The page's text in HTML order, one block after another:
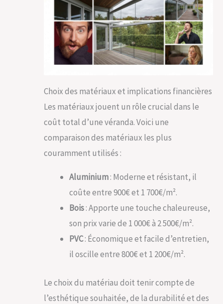
Choix des matériaux et implications financières
Les matériaux jouent un rôle crucial dans le
coût total d’une véranda. Voici une
comparaison des matériaux les plus
couramment utilisés :
Aluminium: Moderne et résistant, il
coûte entre 900€ et 1 700€/m².
Bois: Apporte une touche chaleureuse,
son prix varie de 1 000€ à 2 500€/m².
PVC: Économique et facile d’entretien,
il oscille entre 800€ et 1 200€/m².
Le choix du matériau doit tenir compte de
l’esthétique souhaitée, de la durabilité et des